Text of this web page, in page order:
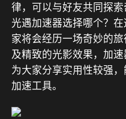
律，可以与好友共同探
光遇加速器选择哪个？
家将会经历一场奇妙的
及精致的光影效果，加
为大家分享实用性较强
加速工具。